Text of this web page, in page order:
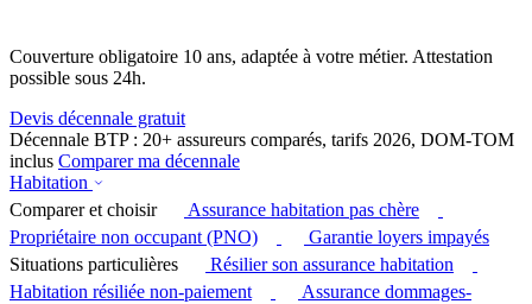
Couverture obligatoire 10 ans, adaptée à votre métier. Attestation
possible sous 24h.
Devis décennale gratuit
Décennale BTP : 20+ assureurs comparés, tarifs 2026, DOM-TOM
inclus Comparer ma décennale
Habitation
Comparer et choisir
Assurance habitation pas chère
Propriétaire non occupant (PNO)
Garantie loyers impayés
Situations particulières
Résilier son assurance habitation
Habitation résiliée non-paiement
Assurance dommages-